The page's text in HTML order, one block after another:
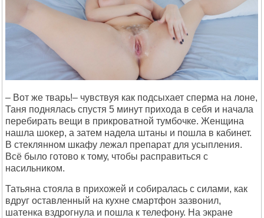
– Вот же тварь!– чувствуя как подсыхает сперма на лоне,
Таня поднялась спустя 5 минут прихода в себя и начала
перебирать вещи в прикроватной тумбочке. Женщина
нашла шокер, а затем надела штаны и пошла в кабинет.
В стеклянном шкафу лежал препарат для усыпления.
Всё было готово к тому, чтобы расправиться с
насильником.
Татьяна стояла в прихожей и собиралась с силами, как
вдруг оставленный на кухне смартфон зазвонил,
шатенка вздрогнула и пошла к телефону. На экране